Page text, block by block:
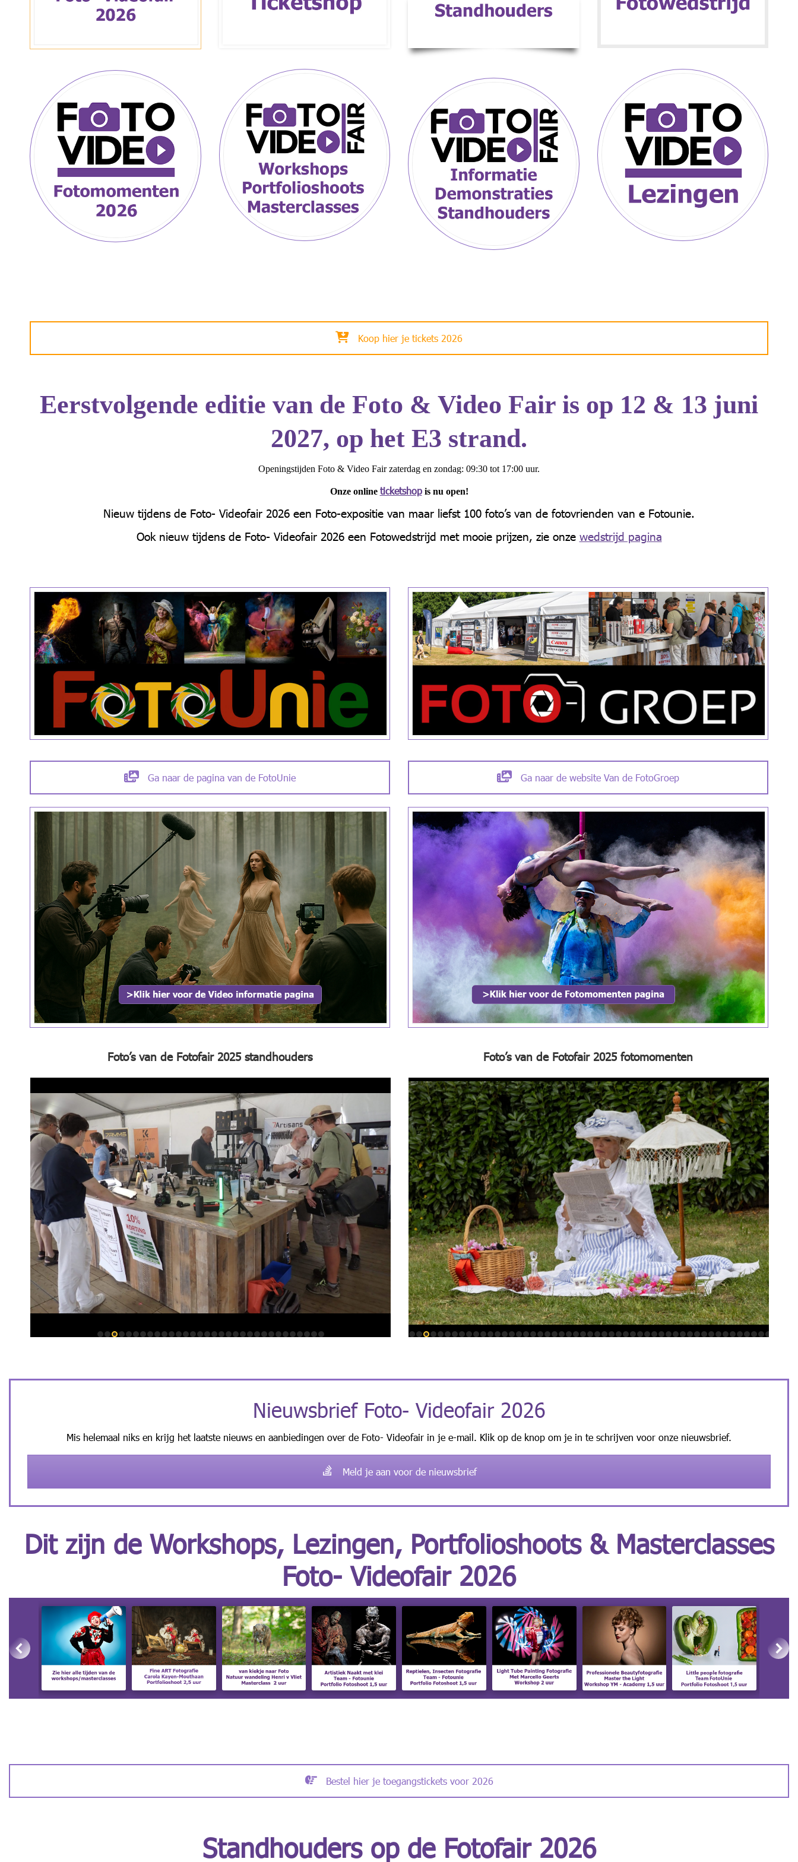
Koop hier je tickets 2026
Eerstvolgende editie van de Foto & Video Fair is op 12 & 13 juni
2027, op het E3 strand.
Openingstijden Foto & Video Fair zaterdag en zondag: 09:30 tot 17:00 uur.
Onze online ticketshopis nu open!
Nieuw tijdens de Foto- Videofair 2026 een Foto-expositie van maar liefst 100 foto’s van de fotovrienden van e Fotounie.
Ook nieuw tijdens de Foto- Videofair 2026 een Fotowedstrijd met mooie prijzen, zie onze wedstrijd pagina
Ga naar de pagina van de FotoUnie Ga naar de website Van de FotoGroep
Foto’s van de Fotofair 2025 standhouders Foto’s van de Fotofair 2025 fotomomenten
Nieuwsbrief Foto- Videofair 2026
Mis helemaal niks en krijg het laatste nieuws en aanbiedingen over de Foto- Videofair in je e-mail. Klik op de knop om je in te schrijven voor onze nieuwsbrief.
Meld je aan voor de nieuwsbrief
Dit zijn de Workshops, Lezingen, Portfolioshoots & Masterclasses
Foto- Videofair 2026
Bestel hier je toegangstickets voor 2026
Standhouders op de Fotofair 2026